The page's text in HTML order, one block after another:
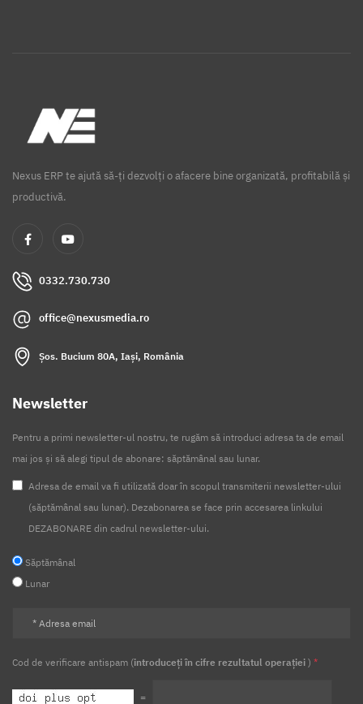
Nexus ERP te ajută să-ți dezvolți o afacere bine organizată, profitabilă și
productivă.
0332.730.730
office@nexusmedia.ro
Șos. Bucium 80A, Iași, România
Newsletter
Pentru a primi newsletter-ul nostru, te rugăm să introduci adresa ta de email
mai jos și să alegi tipul de abonare: săptămânal sau lunar.
Adresa de email va fi utilizată doar în scopul transmiterii newsletter-ului
(săptămânal sau lunar). Dezabonarea se face prin accesarea linkului
DEZABONARE din cadrul newsletter-ului.
Săptămânal
Lunar
Cod de verificare antispam (introduceți în cifre rezultatul operației ) *
=